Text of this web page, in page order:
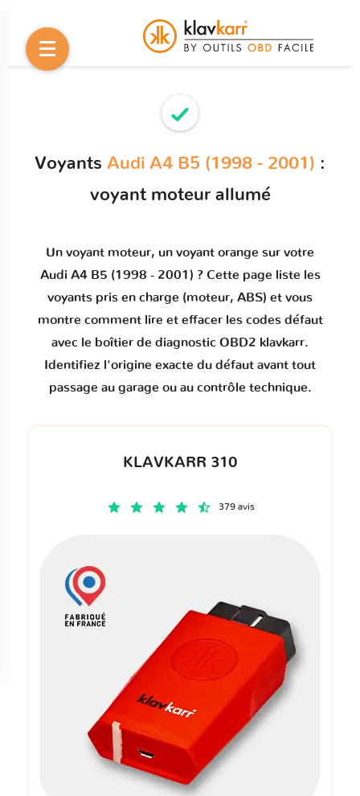
Voyants Audi A4 B5 (1998 - 2001) :
voyant moteur allumé
Un voyant moteur, un voyant orange sur votre
Audi A4 B5 (1998 - 2001) ? Cette page liste les
voyants pris en charge (moteur, ABS) et vous
montre comment lire et effacer les codes défaut
avec le boîtier de diagnostic OBD2 klavkarr.
Identifiez l'origine exacte du défaut avant tout
passage au garage ou au contrôle technique.
KLAVKARR 310
379 avis